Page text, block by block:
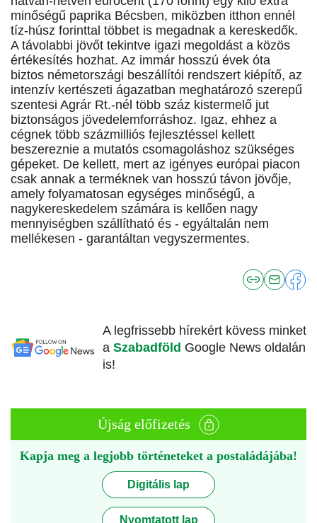
minőségű paprika Bécsben, miközben itthon ennél
tíz-húsz forinttal többet is megadnak a kereskedők.
A távolabbi jövőt tekintve igazi megoldást a közös
értékesítés hozhat. Az immár hosszú évek óta
biztos németországi beszállítói rendszert kiépítő, az
intenzív kertészeti ágazatban meghatározó szerepű
szentesi Agrár Rt.-nél több száz kistermelő jut
biztonságos jövedelemforráshoz. Igaz, ehhez a
cégnek több százmilliós fejlesztéssel kellett
beszereznie a mutatós csomagoláshoz szükséges
gépeket. De kellett, mert az igényes európai piacon
csak annak a terméknek van hosszú távon jövője,
amely folyamatosan egységes minőségű, a
nagykereskedelem számára is kellően nagy
mennyiségben szállítható és - egyáltalán nem
mellékesen - garantáltan vegyszermentes.
A legfrissebb hírekért kövess minket
a Szabadföld Google News oldalán
is!
Újság előfizetés
Kapja meg a legjobb történeteket a postaládájába!
Digitális lap
Nyomtatott lap